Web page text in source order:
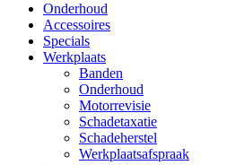
Onderhoud
Accessoires
Specials
Werkplaats
Banden
Onderhoud
Motorrevisie
Schadetaxatie
Schadeherstel
Werkplaatsafspraak